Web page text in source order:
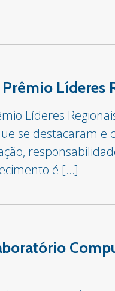
Líderes
Líderes
se destacaram
é […]